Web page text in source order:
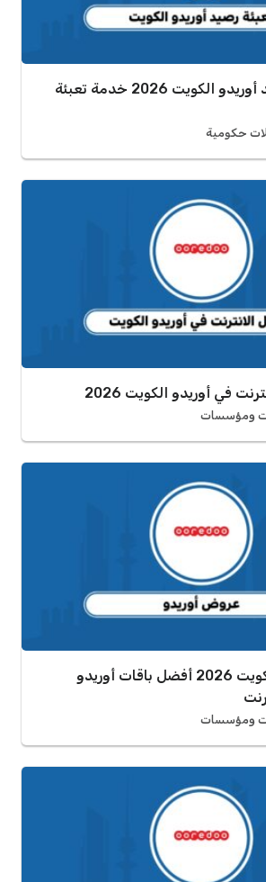
كيفية تعبئة رصيد أوريدو الكويت 2026 خدمة تعبئة
حكومية
في أوريدو الكويت 2026
ومؤسسات
عروض أوريدو الكويت 2026 أفضل باقات أوريدو
ومؤسسات